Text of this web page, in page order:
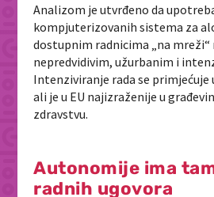
Analizom je utvrđeno da
kompjuterizovanih sistema za
dostupnim radnicima „na
nepredvidivim, užurbanim i
Intenziviranje rada se primjećuje
ali je u EU najizraženije u
zdravstvu.
Autonomije ima
radnih ugovora